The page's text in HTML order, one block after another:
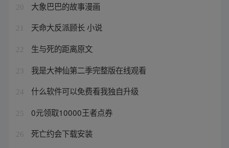
20 大象巴巴的故事漫画
21 天命大反派顾长 小说
22 生与死的距离原文
23 我是大神仙第二季完整版在线观看
24 什么软件可以免费看我独自升级
25 0元领取10000王者点券
26 死亡约会下载安装